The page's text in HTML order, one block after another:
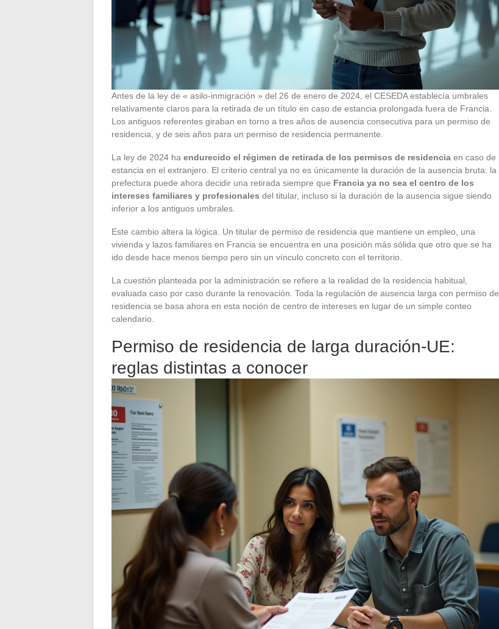
Antes de la ley de « asilo-inmigración » del 26 de enero de 2024, el CESEDA establecía umbrales
relativamente claros para la retirada de un título en caso de estancia prolongada fuera de Francia.
Los antiguos referentes giraban en torno a tres años de ausencia consecutiva para un permiso de
residencia, y de seis años para un permiso de residencia permanente.
La ley de 2024 ha endurecido el régimen de retirada de los permisos de residencia en caso de
estancia en el extranjero. El criterio central ya no es únicamente la duración de la ausencia bruta: la
prefectura puede ahora decidir una retirada siempre que Francia ya no sea el centro de los
intereses familiares y profesionales del titular, incluso si la duración de la ausencia sigue siendo
inferior a los antiguos umbrales.
Este cambio altera la lógica. Un titular de permiso de residencia que mantiene un empleo, una
vivienda y lazos familiares en Francia se encuentra en una posición más sólida que otro que se ha
ido desde hace menos tiempo pero sin un vínculo concreto con el territorio.
La cuestión planteada por la administración se refiere a la realidad de la residencia habitual,
evaluada caso por caso durante la renovación. Toda la regulación de ausencia larga con permiso de
residencia se basa ahora en esta noción de centro de intereses en lugar de un simple conteo
calendario.
Permiso de residencia de larga duración-UE:
reglas distintas a conocer